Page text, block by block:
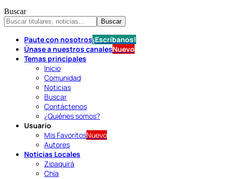
Buscar
Paute con nosotros¡Escríbanos!
Únase a nuestros canalesNuevo
Temas principales
Inicio
Comunidad
Noticias
Buscar
Contáctenos
¿Quiénes somos?
Usuario
Mis FavoritosNuevo
Autores
Noticias Locales
Zipaquirá
Chía